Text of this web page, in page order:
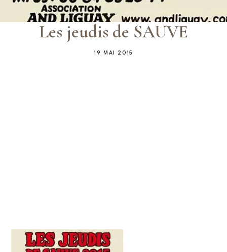
Les jeudis de SAUVE
19 MAI 2015